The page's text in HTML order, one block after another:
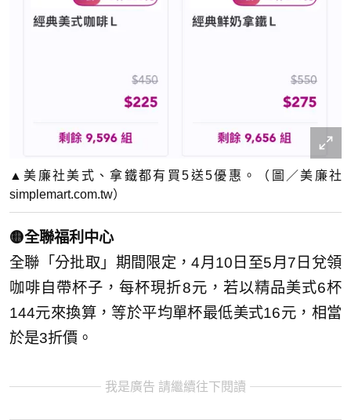
▲美廉社美式、拿鐵都有買5送5優惠。（圖／美廉社
simplemart.com.tw）
🟡全聯福利中心
全聯「分批取」期間限定，4月10日至5月7日兌領
咖啡自帶杯子，每杯現折8元，若以精品美式6杯
144元來換算，等於平均單杯最低美式16元，相當
於是3折價。
我是廣告 請繼續往下閱讀